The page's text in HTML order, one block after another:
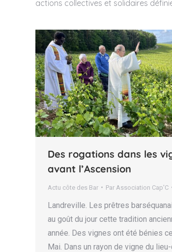
actions collectives et solidaires
Des rogations dans les
avant l’Ascension
Actu côte des Bar Par Association Cap'C
Landreville. Les prêtres
au goût du jour cette tradition
année. Des vignes ont été bénies
Mai. Dans un rayon de vigne du